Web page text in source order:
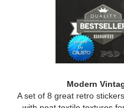
Modern
A set of 8 great retro